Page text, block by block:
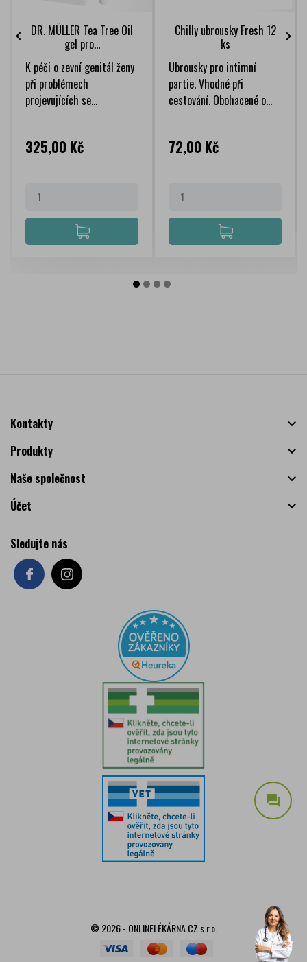
DR. MÜLLER Tea Tree Oil
gel pro...
K péči o zevní genitál ženy
při problémech
projevujících se...
Cena
325,00 Kč
Chilly ubrousky Fresh 12
ks
Ubrousky pro intimní
partie. Vhodné při
cestování. Obohacené o...
Cena
72,00 Kč
 
Kontakty

Produkty

Naše společnost

Účet

Sledujte nás
question_answer
© 2026 - ONLINELÉKÁRNA.CZ s.r.o.